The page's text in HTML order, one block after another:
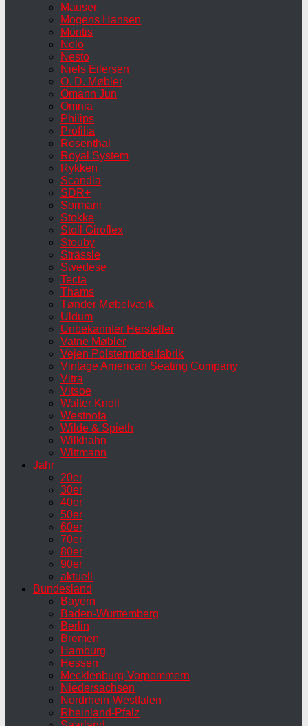
Mauser
Mogens Hansen
Montis
Nelo
Nesto
Niels Eilersen
O. D. Møbler
Omann Jun
Omnia
Philips
Profilia
Rosenthal
Royal System
Rykken
Scandia
SDR+
Sormani
Stokke
Stoll Giroflex
Stouby
Strässle
Swedese
Tecta
Thams
Tønder Møbelværk
Uldum
Unbekannter Hersteller
Vatne Møbler
Vejen Polstermøbelfabrik
Vintage American Seating Company
Vitra
Vitsoe
Walter Knoll
Westnofa
Wilde & Spieth
Wilkhahn
Wittmann
Jahr
20er
30er
40er
50er
60er
70er
80er
90er
aktuell
Bundesland
Bayern
Baden-Württemberg
Berlin
Bremen
Hamburg
Hessen
Mecklenburg-Vorpommern
Niedersachsen
Nordrhein-Westfalen
Rheinland-Pfalz